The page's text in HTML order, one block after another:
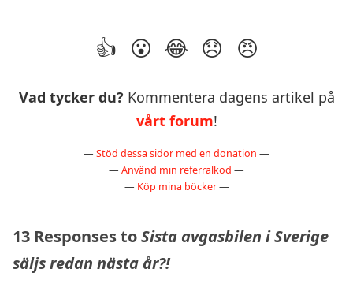
Vad tycker du? Kommentera dagens artikel på
vårt forum!
— Stöd dessa sidor med en donation —
— Använd min referralkod —
— Köp mina böcker—
13 Responses toSista avgasbilen i Sverige
säljs redan nästa år?!